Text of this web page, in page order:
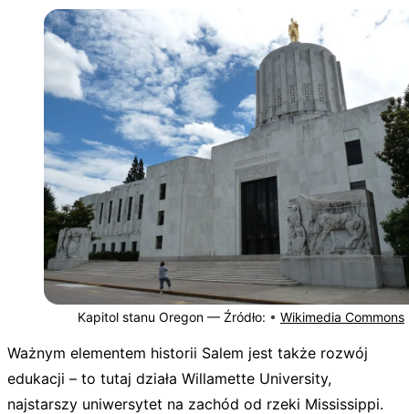
Kapitol stanu Oregon — Źródło: • Wikimedia Commons
Ważnym elementem historii Salem jest także rozwój
edukacji – to tutaj działa Willamette University,
najstarszy uniwersytet na zachód od rzeki Mississippi.